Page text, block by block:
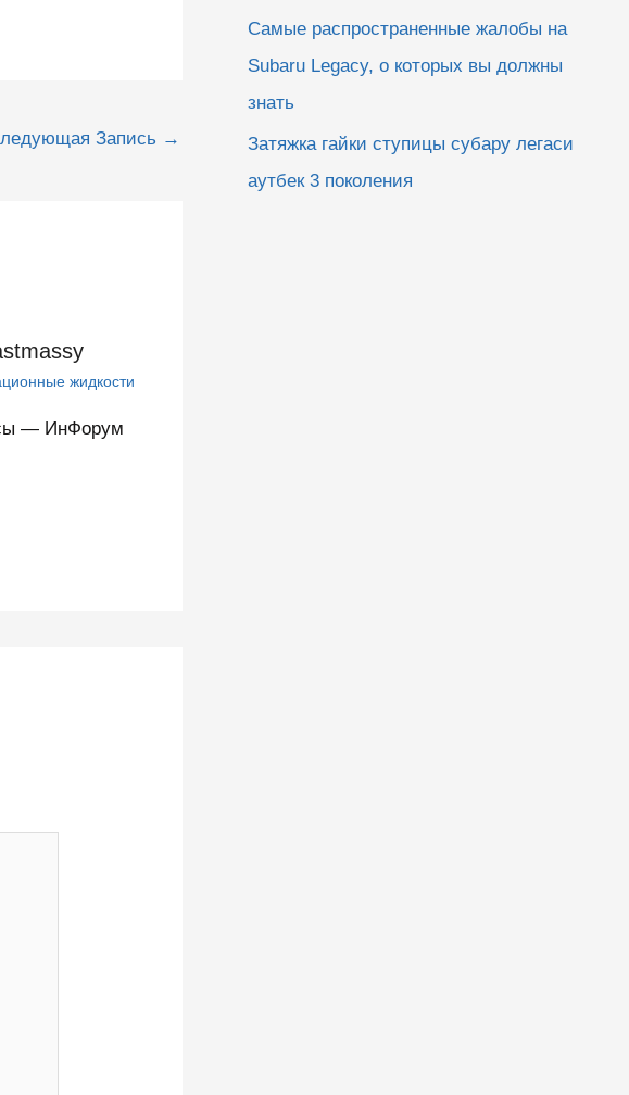
Запись →
жидкости
— ИнФорум
Самые распространенные жалобы на
Subaru Legacy, о которых вы должны
знать
Затяжка гайки ступицы субару легаси
аутбек 3 поколения